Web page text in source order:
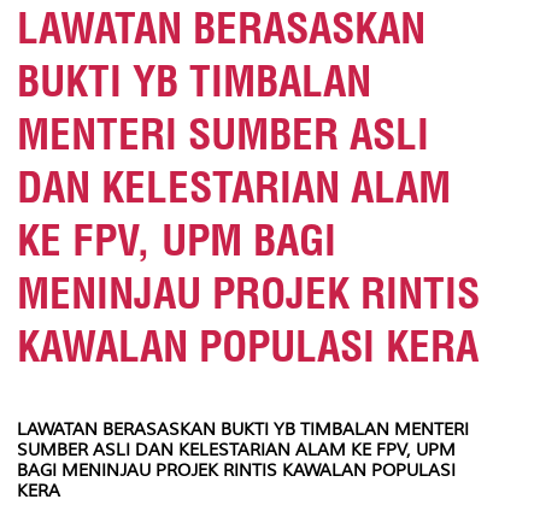
LAWATAN BERASASKAN
BUKTI YB TIMBALAN
MENTERI SUMBER ASLI
DAN KELESTARIAN ALAM
KE FPV, UPM BAGI
MENINJAU PROJEK RINTIS
KAWALAN POPULASI KERA
LAWATAN BERASASKAN BUKTI YB TIMBALAN MENTERI
SUMBER ASLI DAN KELESTARIAN ALAM KE FPV, UPM
BAGI MENINJAU PROJEK RINTIS KAWALAN POPULASI
KERA